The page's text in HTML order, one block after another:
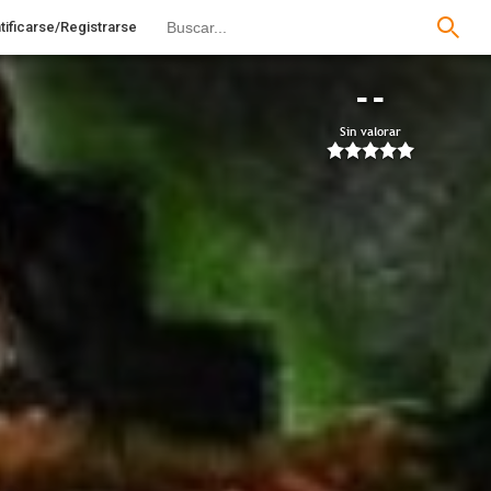
Registrarse
--
Sin valorar